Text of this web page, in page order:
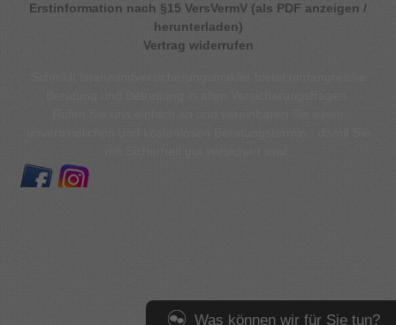
Erstinformation nach §15 VersVermV (als PDF anzeigen /
herunterladen)
Vertrag widerrufen
unverbindlichen und kostenlosen Beratungstermin - damit Sie
mit Sicherheit gut versichert sind.
Was können wir für Sie tun?